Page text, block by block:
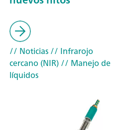
// Noticias// Infrarojo
cercano (NIR)// Manejo de
líquidos